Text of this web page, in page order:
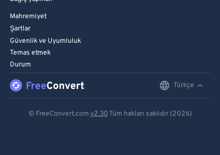
Mahremiyet
Şartlar
Güvenlik ve Uyumluluk
Temas etmek
Durum
Türkçe
© FreeConvert.com v2.30 Tüm hakları saklıdır (2026)